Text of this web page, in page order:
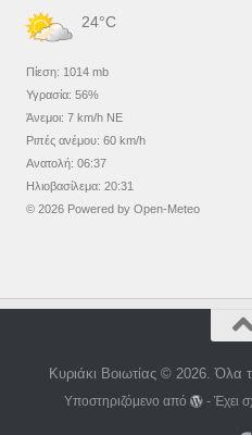
24°C
Πίεση: 1014 mb
Υγρασία: 56%
Άνεμοι: 7 km/h NE
Ριπές ανέμου: 60 km/h
Ανατολή: 06:37
Ηλιοβασίλεμα: 20:31
© 2026 Powered by Open-Meteo
Κυριάκι Βοιωτίας © 2026. Όλα
Υποστηριζόμενο από - Έχει